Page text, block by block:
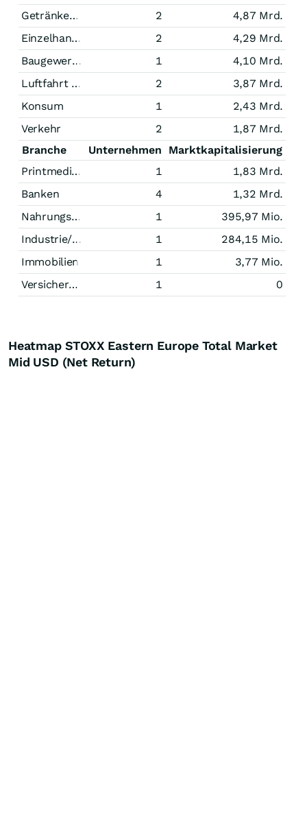
Getränke/Tabak
2
4,87 Mrd.
Einzelhandel
2
4,29 Mrd.
Baugewerbe
1
4,10 Mrd.
Luftfahrt und Raumfahrt
2
3,87 Mrd.
Konsum
1
2,43 Mrd.
Verkehr
2
1,87 Mrd.
Branche
Unternehmen
Marktkapitalisierung
Printmedien
1
1,83 Mrd.
Banken
4
1,32 Mrd.
Nahrungsmittel
1
395,97 Mio.
Industrie/Mischkonzerne
1
284,15 Mio.
Immobilien
1
3,77 Mio.
Versicherungen
1 0
Heatmap STOXX Eastern Europe Total Market
Mid USD (Net Return)